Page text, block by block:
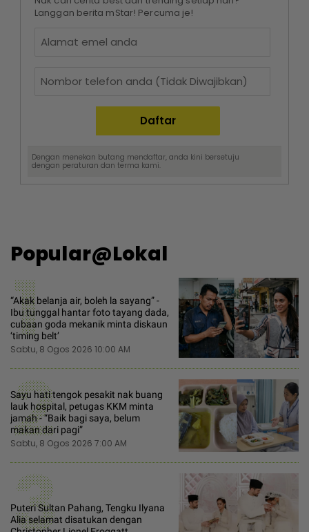
Langgan berita mStar! Percuma je!
Dengan menekan butang mendaftar, anda kini bersetuju
dengan peraturan dan terma kami.
Popular@Lokal
1
“Akak belanja air, boleh la sayang” -
Ibu tunggal hantar foto tayang dada,
cubaan goda mekanik minta diskaun
‘timing belt’
Sabtu, 8 Ogos 2026 10:00 AM
2
Sayu hati tengok pesakit nak buang
lauk hospital, petugas KKM minta
jamah - “Baik bagi saya, belum
makan dari pagi”
Sabtu, 8 Ogos 2026 7:00 AM
3
Puteri Sultan Pahang, Tengku Ilyana
Alia selamat disatukan dengan